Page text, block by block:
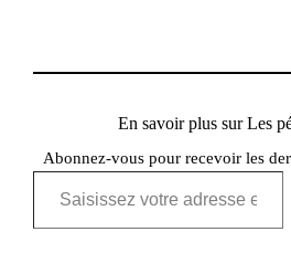
En savoir plus sur Les
Abonnez-vous pour recevoir les
Saisissez votre adresse e-mail…